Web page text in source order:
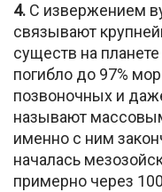
4. С извержением
связывают
существ на
погибло до 97%
позвоночных и
называют
именно с ним
началась
примерно через